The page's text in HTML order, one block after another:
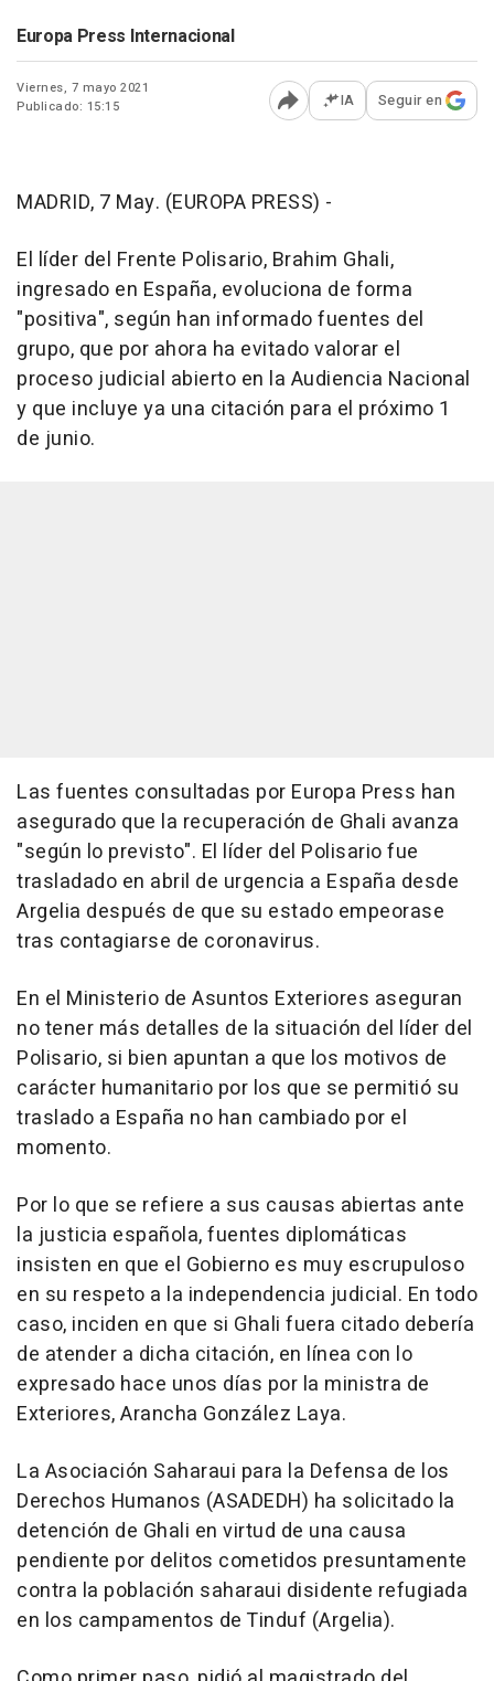
Europa Press Internacional
Viernes, 7 mayo 2021
Publicado: 15:15
Abrir opciones para
IA Seguir en
MADRID, 7 May. (EUROPA PRESS) -
El líder del Frente Polisario, Brahim Ghali,
ingresado en España, evoluciona de forma
"positiva", según han informado fuentes del
grupo, que por ahora ha evitado valorar el
proceso judicial abierto en la Audiencia Nacional
y que incluye ya una citación para el próximo 1
de junio.
Las fuentes consultadas por Europa Press han
asegurado que la recuperación de Ghali avanza
"según lo previsto". El líder del Polisario fue
trasladado en abril de urgencia a España desde
Argelia después de que su estado empeorase
tras contagiarse de coronavirus.
En el Ministerio de Asuntos Exteriores aseguran
no tener más detalles de la situación del líder del
Polisario, si bien apuntan a que los motivos de
carácter humanitario por los que se permitió su
traslado a España no han cambiado por el
momento.
Por lo que se refiere a sus causas abiertas ante
la justicia española, fuentes diplomáticas
insisten en que el Gobierno es muy escrupuloso
en su respeto a la independencia judicial. En todo
caso, inciden en que si Ghali fuera citado debería
de atender a dicha citación, en línea con lo
expresado hace unos días por la ministra de
Exteriores, Arancha González Laya.
La Asociación Saharaui para la Defensa de los
Derechos Humanos (ASADEDH) ha solicitado la
detención de Ghali en virtud de una causa
pendiente por delitos cometidos presuntamente
contra la población saharaui disidente refugiada
en los campamentos de Tinduf (Argelia).